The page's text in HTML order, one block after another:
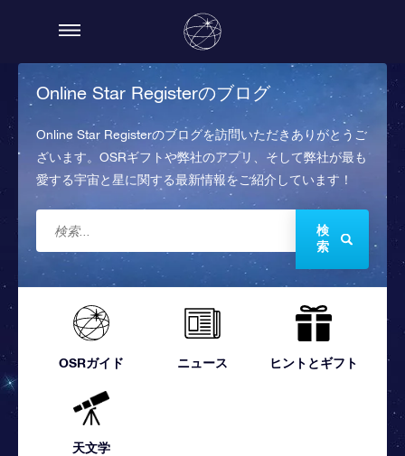
Online Star Registerのブログ
Online Star Registerのブログを訪問いただきありがとうご
ざいます。OSRギフトや弊社のアプリ、そして弊社が最も
愛する宇宙と星に関する最新情報をご紹介しています！
検
索
OSRガイド ニュース ヒントとギフト
天文学